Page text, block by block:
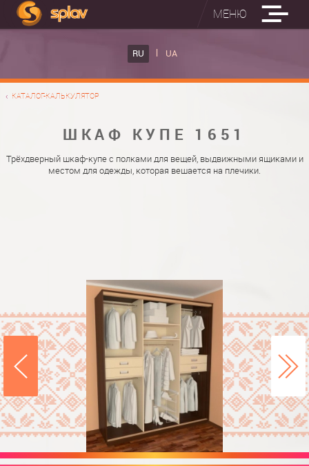
МЕНЮ
RU UA
КАТАЛОГ-КАЛЬКУЛЯТОР
ШКАФ КУПЕ 1651
Трёхдверный шкаф-купе с полками для вещей, выдвижными ящиками и
местом для одежды, которая вешается на плечики.
ВСТРОЕННЫЕ ГЛАДИЛЬНЫЕ ДОСКИ
НАСТЕННАЯ ГЛАДИЛЬНАЯ ДОСКА "РУСАЛКА"
ФОТО ШКАФОВ КУПЕ
МАТЕРИАЛЫ
ФУРНИТУРА
О НАС